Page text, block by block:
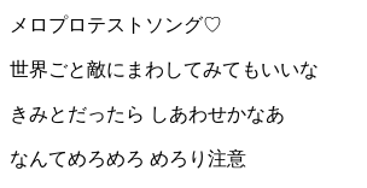
メロプロテストソング♡
世界ごと敵にまわしてみてもいいな
きみとだったら しあわせかなあ
なんてめろめろ めろり注意